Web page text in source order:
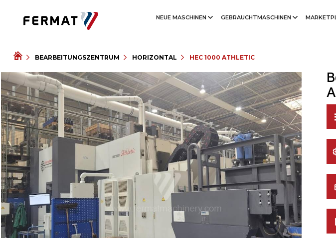
NEUE MASCHINEN GEBRAUCHTMASCHINEN
BEARBEITUNGSZENTRUM HORIZONTAL HEC 1000 ATHLETIC